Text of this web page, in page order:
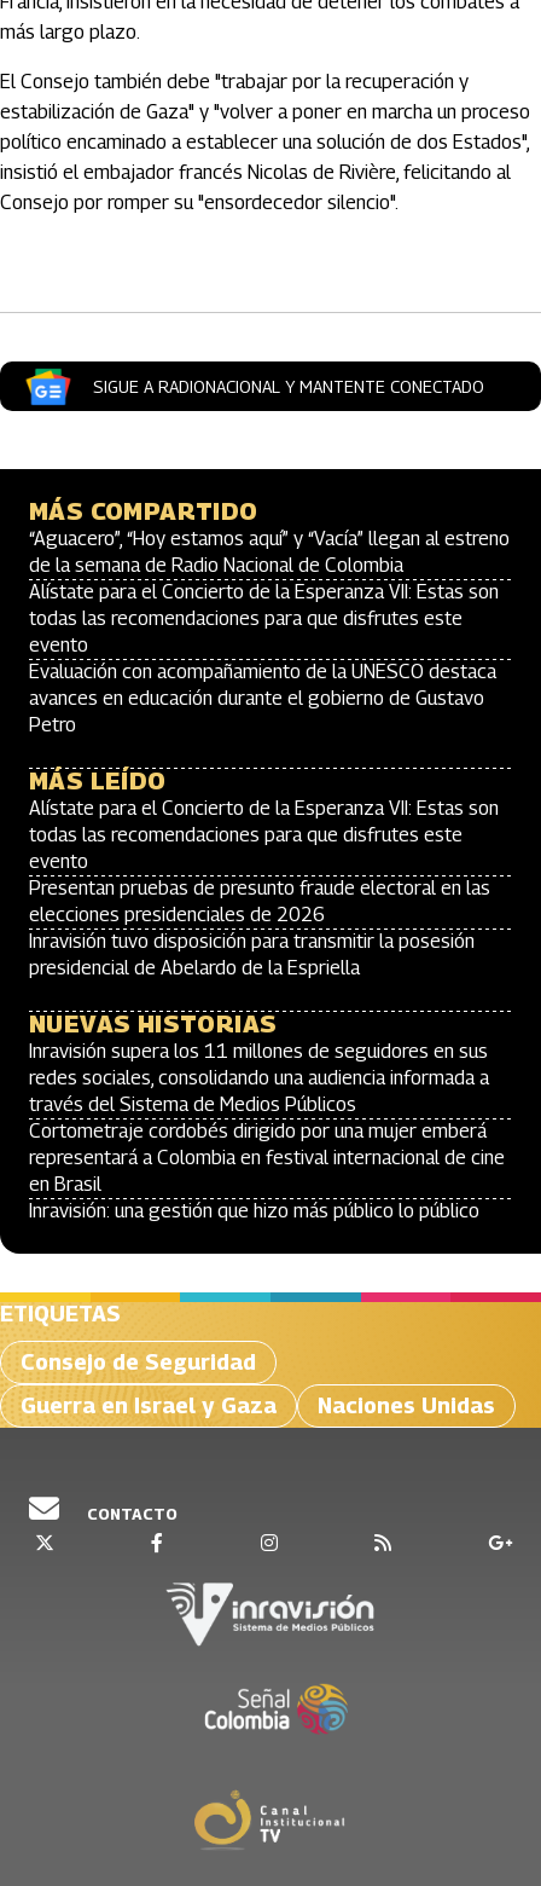
más largo plazo.
El Consejo también debe "trabajar por la recuperación y
estabilización de Gaza" y "volver a poner en marcha un proceso
político encaminado a establecer una solución de dos Estados",
insistió el embajador francés Nicolas de Rivière, felicitando al
Consejo por romper su "ensordecedor silencio".
SIGUE A RADIONACIONAL Y MANTENTE CONECTADO
MÁS COMPARTIDO
“Aguacero”, “Hoy estamos aquí” y “Vacía” llegan al estreno
de la semana de Radio Nacional de Colombia
Alístate para el Concierto de la Esperanza VII: Estas son
todas las recomendaciones para que disfrutes este
evento
Evaluación con acompañamiento de la UNESCO destaca
avances en educación durante el gobierno de Gustavo
Petro
MÁS LEÍDO
Alístate para el Concierto de la Esperanza VII: Estas son
todas las recomendaciones para que disfrutes este
evento
Presentan pruebas de presunto fraude electoral en las
elecciones presidenciales de 2026
Inravisión tuvo disposición para transmitir la posesión
presidencial de Abelardo de la Espriella
NUEVAS HISTORIAS
Inravisión supera los 11 millones de seguidores en sus
redes sociales, consolidando una audiencia informada a
través del Sistema de Medios Públicos
Cortometraje cordobés dirigido por una mujer emberá
representará a Colombia en festival internacional de cine
en Brasil
Inravisión: una gestión que hizo más público lo público
ETIQUETAS
Consejo de Seguridad
Guerra en Israel y Gaza
Naciones Unidas
CONTACTO